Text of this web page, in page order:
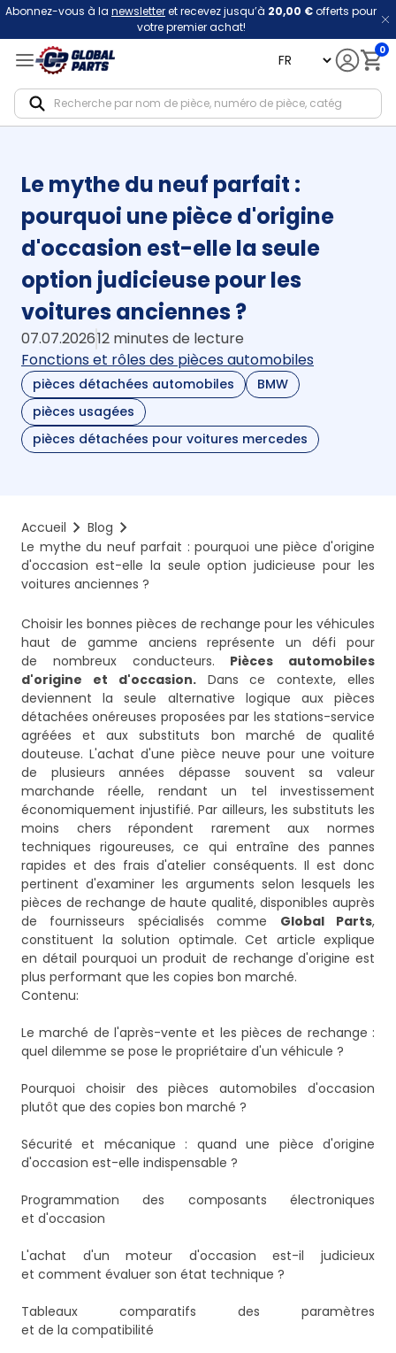
Abonnez-vous à la newsletteret recevez jusqu’à 20,00 €offerts pour
votre premier achat!
language 0
Le mythe du neuf parfait :
pourquoi une pièce d'origine
d'occasion est-elle la seule
option judicieuse pour les
voitures anciennes ?
07.07.202612 minutes de lecture
Fonctions et rôles des pièces automobiles
pièces détachées automobiles
BMW
pièces usagées
pièces détachées pour voitures mercedes
Accueil
Blog
Le mythe du neuf parfait : pourquoi une pièce d'origine
d'occasion est-elle la seule option judicieuse pour les
voitures anciennes ?
Choisir les bonnes pièces de rechange pour les véhicules
haut de gamme anciens représente un défi pour
de nombreux conducteurs. Pièces automobiles
d'origine et d'occasion.Dans ce contexte, elles
deviennent la seule alternative logique aux pièces
détachées onéreuses proposées par les stations-service
agréées et aux substituts bon marché de qualité
douteuse. L'achat d'une pièce neuve pour une voiture
de plusieurs années dépasse souvent sa valeur
marchande réelle, rendant un tel investissement
économiquement injustifié. Par ailleurs, les substituts les
moins chers répondent rarement aux normes
techniques rigoureuses, ce qui entraîne des pannes
rapides et des frais d'atelier conséquents. Il est donc
pertinent d'examiner les arguments selon lesquels les
pièces de rechange de haute qualité, disponibles auprès
de fournisseurs spécialisés comme Global Parts,
constituent la solution optimale. Cet article explique
en détail pourquoi un produit de rechange d'origine est
plus performant que les copies bon marché.
Contenu:
Le marché de l'après-vente et les pièces de rechange :
quel dilemme se pose le propriétaire d'un véhicule ?
Pourquoi choisir des pièces automobiles d'occasion
plutôt que des copies bon marché ?
Sécurité et mécanique : quand une pièce d'origine
d'occasion est-elle indispensable ?
Programmation des composants électroniques
et d'occasion
L'achat d'un moteur d'occasion est-il judicieux
et comment évaluer son état technique ?
Tableaux comparatifs des paramètres
et de la compatibilité